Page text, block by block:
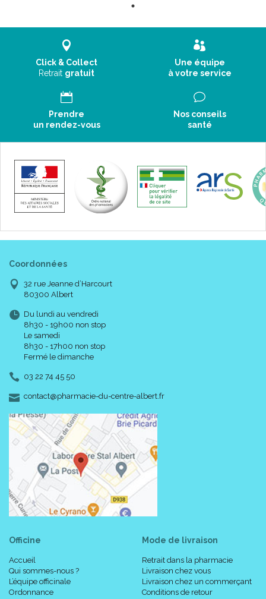
Click & Collect
Retrait gratuit
Une équipe
à votre service
Prendre
un rendez-vous
Nos conseils
santé
Coordonnées
32 rue Jeanne d’Harcourt
80300 Albert
Du lundi au vendredi
8h30 - 19h00 non stop
Le samedi
8h30 - 17h00 non stop
Fermé le dimanche
03 22 74 45 50
contact-
@-
pharmacie-du-centre-albert.fr
Officine
Accueil
Qui sommes-nous ?
L’équipe officinale
Ordonnance
Mode de livraison
Retrait dans la pharmacie
Livraison chez vous
Livraison chez un commerçant
Conditions de retour